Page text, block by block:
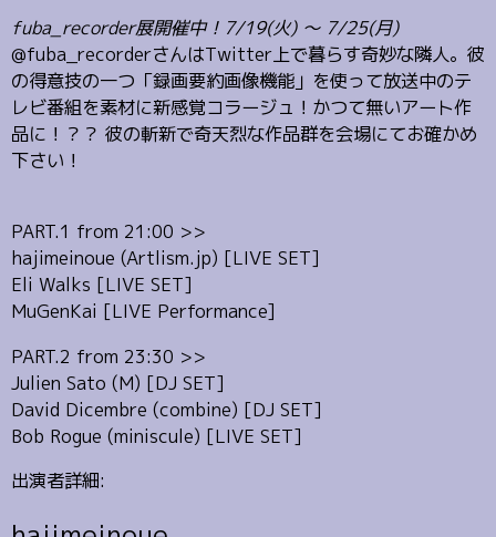
fuba_recorder展開催中！7/19(火) 〜 7/25(月)
@fuba_recorderさんはTwitter上で暮らす奇妙な隣人。彼
の得意技の一つ「録画要約画像機能」を使って放送中のテ
レビ番組を素材に新感覚コラージュ！かつて無いアート作
品に！？？ 彼の斬新で奇天烈な作品群を会場にてお確かめ
下さい！
PART.1 from 21:00 >>
hajimeinoue (Artlism.jp) [LIVE SET]
Eli Walks [LIVE SET]
MuGenKai [LIVE Performance]
PART.2 from 23:30 >>
Julien Sato (M) [DJ SET]
David Dicembre (combine) [DJ SET]
Bob Rogue (miniscule) [LIVE SET]
出演者詳細: